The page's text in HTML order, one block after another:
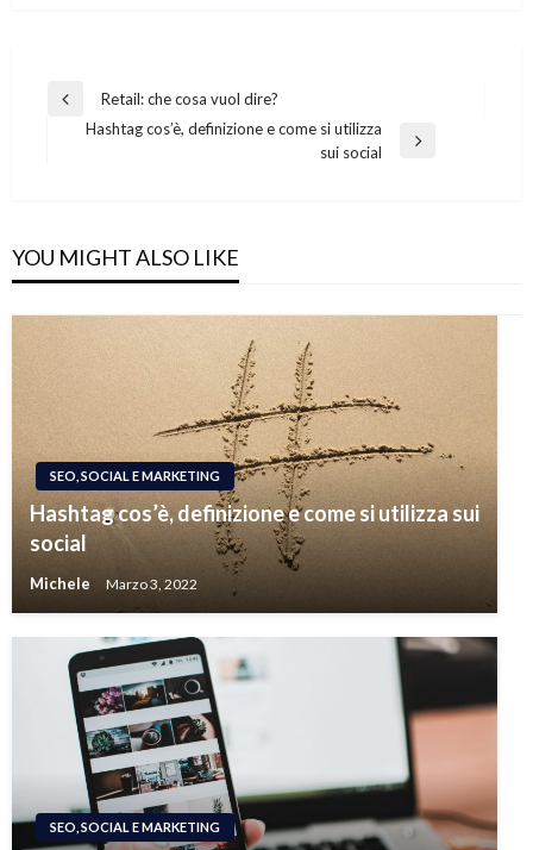
Navigazione
articoli
Previous
Retail: che cosa vuol dire?
Hashtag cos’è, definizione e come si utilizza
sui social
YOU MIGHT ALSO LIKE
SEO, SOCIAL E MARKETING
Hashtag cos’è, definizione e come si utilizza sui
social
Michele Marzo 3, 2022
SEO, SOCIAL E MARKETING